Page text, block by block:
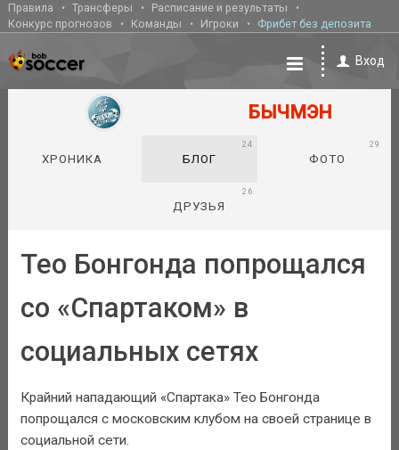
Правила Трансферы
Расписание и результаты
Конкурс прогнозов
Команды Игроки Фрибет без депозита
Вход
БЫЧМЭН
ХРОНИКА БЛОГ
24
ФОТО
29
ДРУЗЬЯ
26
Тео Бонгонда попрощался
со «Спартаком» в
социальных сетях
Крайний нападающий «Спартака» Тео Бонгонда
попрощался с московским клубом на своей странице в
социальной сети.